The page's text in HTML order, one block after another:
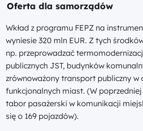
Oferta dla samorządów
Wkład z programu FEPZ na
wyniesie 320 mln EUR. Z tych
np. przeprowadzać
publicznych JST, budynków
zrównoważony transport publiczny w
funkcjonalnych miast. (W
tabor pasażerski w komunikacji
się o 169 pojazdów).